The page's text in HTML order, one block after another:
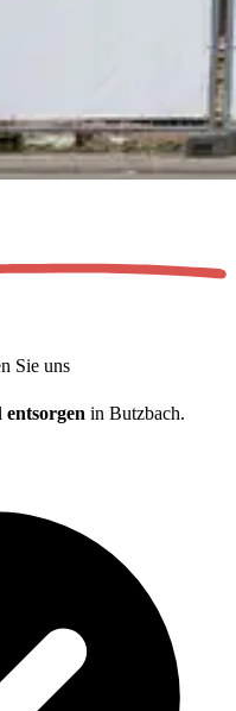
Sie uns
entsorgen in Butzbach.